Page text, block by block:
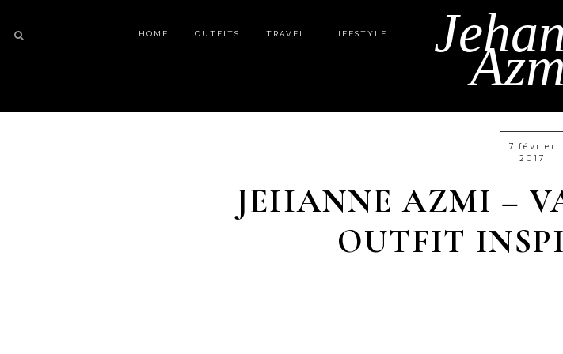
HOME OUTFITS TRAVEL LIFESTYLE
7 février
2017
JEHANNE AZMI –
OUTFIT